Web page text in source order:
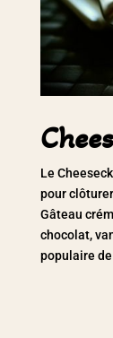
Le
pour
Gâteau
chocolat,
populaire